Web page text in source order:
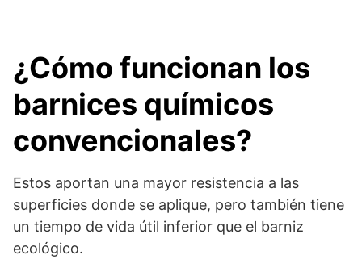
¿Cómo funcionan los
barnices químicos
convencionales?
Estos aportan una mayor resistencia a las
superficies donde se aplique, pero también tiene
un tiempo de vida útil inferior que el barniz
ecológico.